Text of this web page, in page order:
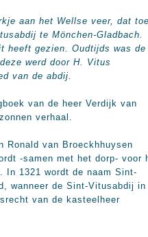
aan het Wellse veer, dat
te Mönchen-Gladbach.
heeft gezien. Oudtijds was de
werd door H. Vitus
van de abdij.
van de heer Verdijk van
verhaal.
Ronald van Broeckhhuysen
-samen met het dorp- voor
1321 wordt de naam Sint-
wanneer de Sint-Vitusabdij in
van de kasteelheer